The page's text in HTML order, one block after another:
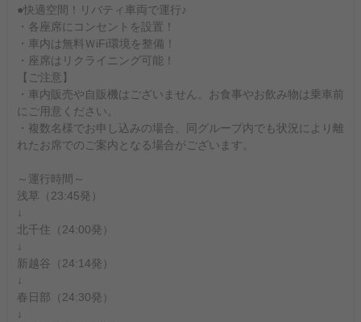
●快適空間！リバティ車両で運行♪
・各座席にコンセントを設置！
・車内は無料ＷiFi環境を整備！
・座席はリクライニング可能！
【ご注意】
・車内販売や自販機はございません。お食事やお飲み物は乗車前
にご用意ください。
・複数名様でお申し込みの場合、同グループ内でも状況により離
れたお席でのご案内となる場合がございます。
～運行時間～
浅草（23:45発）
↓
北千住（24:00発）
↓
新越谷（24:14発）
↓
春日部（24:30発）
↓